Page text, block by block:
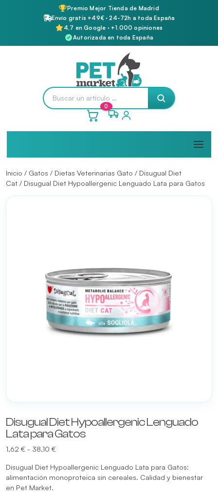
Premio Mejor Tienda de Madrid
Envío gratis +49€ · 24-72h a toda España
4,7 en Google · +1.000 opiniones
Autorizada en toda España
0
Inicio / Gatos / Dietas Veterinarias Gato / Disugual Diet
Cat / Disugual Diet Hypoallergenic Lenguado Lata para Gatos
Disugual Diet Hypoallergenic Lenguado
Lata para Gatos
1,62 € - 38,10 €
precios:
desde
Disugual Diet Hypoallergenic Lenguado Lata para Gatos:
alimentación monoproteica sin cereales. Calidad y bienestar
en Pet Market.